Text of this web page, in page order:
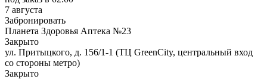
7 августа
Забронировать
Планета Здоровья Аптека №23
Закрыто
ул. Притыцкого, д. 156/1-1 (ТЦ GreenCity, центральный вход
со стороны метро)
Закрыто